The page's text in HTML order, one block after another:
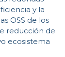
y la
OSS de los
reducción de
ecosistema